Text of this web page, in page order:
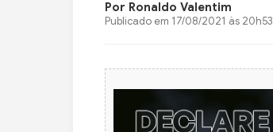
Por Ronaldo Valentim
Publicado em 17/08/2021 às 20h53